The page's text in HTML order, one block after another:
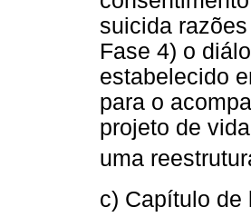
suicida
Fase 4) o
estabelecido
para o
projeto de
uma
c) Capítulo de